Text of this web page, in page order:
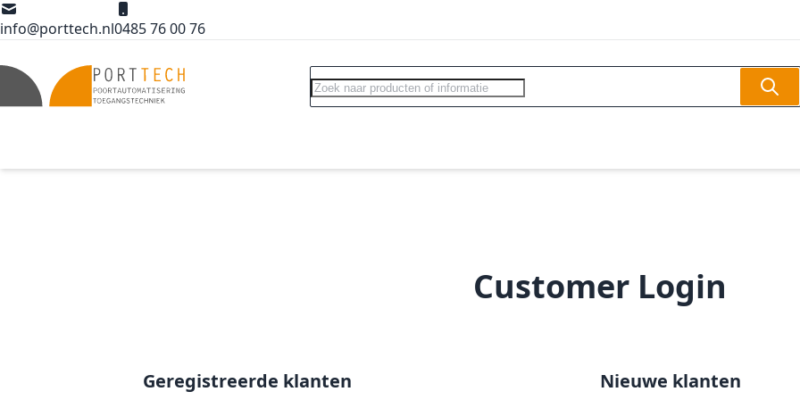
Ga naar de inhoud
info@porttech.nl0485 76 00 76
Search Search
Customer Login
Geregistreerde klanten Nieuwe klanten